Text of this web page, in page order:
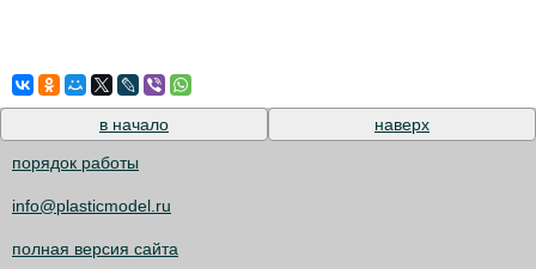
в начало
наверх
порядок работы
info@plasticmodel.ru
полная версия сайта